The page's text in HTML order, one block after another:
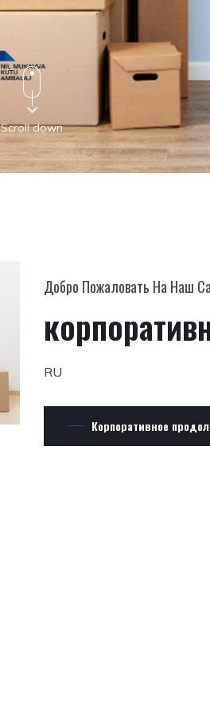
Scroll down
Добро Пожаловать На Наш
RU
Корпоративное